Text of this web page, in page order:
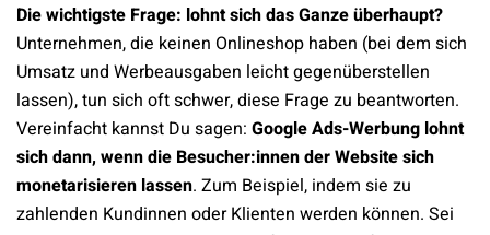
Die wichtigste Frage: lohnt sich das Ganze überhaupt?
Unternehmen, die keinen Onlineshop haben (bei dem sich
Umsatz und Werbeausgaben leicht gegenüberstellen
lassen), tun sich oft schwer, diese Frage zu beantworten.
Vereinfacht kannst Du sagen: Google Ads-Werbung lohnt
sich dann, wenn die Besucher:innen der Website sich
monetarisieren lassen. Zum Beispiel, indem sie zu
zahlenden Kundinnen oder Klienten werden können. Sei